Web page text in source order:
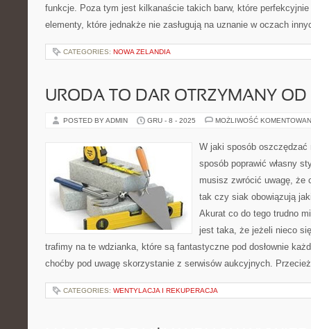
funkcje. Poza tym jest kilkanaście takich barw, które
elementy, które jednakże nie zasługują na uznanie w oczach
CATEGORIES: NOWA ZELANDIA
URODA TO DAR OTRZYMANY OD
POSTED BY ADMIN GRU - 8 - 2025 MOŻLIWOŚĆ
W jaki sposób
sposób poprawić własny
musisz zwrócić uwagę, że
tak czy siak obowiązują
Akurat co do tego trudno
jest taka, że jeżeli nieco
trafimy na te wdzianka, które są fantastyczne pod dosłownie
choćby pod uwagę skorzystanie z serwisów aukcyjnych.
CATEGORIES: WENTYLACJA I REKUPERACJA